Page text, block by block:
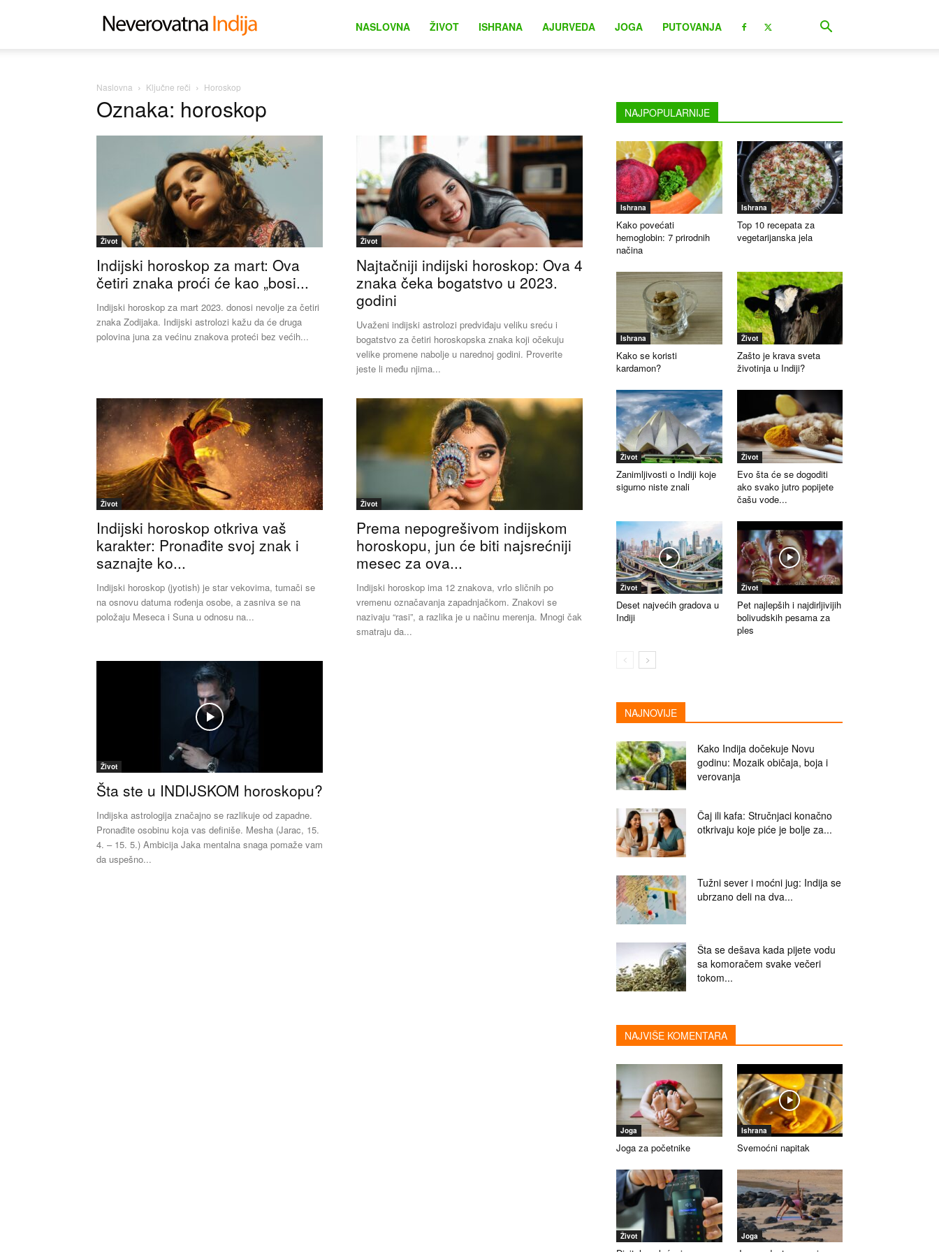
NASLOVNA ŽIVOT ISHRANA AJURVEDA JOGA PUTOVANJA
Naslovna Ključne reči Horoskop
Oznaka: horoskop
Život
Indijski horoskop za mart: Ova
četiri znaka proći će kao „bosi...
Indijski horoskop za mart 2023. donosi nevolje za četiri
znaka Zodijaka. Indijski astrolozi kažu da će druga
polovina juna za većinu znakova proteći bez većih...
Život
Najtačniji indijski horoskop: Ova 4
znaka čeka bogatstvo u 2023.
godini
Uvaženi indijski astrolozi predviđaju veliku sreću i
bogatstvo za četiri horoskopska znaka koji očekuju
velike promene nabolje u narednoj godini. Proverite
jeste li među njima...
Život
Indijski horoskop otkriva vaš
karakter: Pronađite svoj znak i
saznajte ko...
Indijski horoskop (jyotish) je star vekovima, tumači se
na osnovu datuma rođenja osobe, a zasniva se na
položaju Meseca i Suna u odnosu na...
Život
Prema nepogrešivom indijskom
horoskopu, jun će biti najsrećniji
mesec za ova...
Indijski horoskop ima 12 znakova, vrlo sličnih po
vremenu označavanja zapadnjačkom. Znakovi se
nazivaju “rasi”, a razlika je u načinu merenja. Mnogi čak
smatraju da...
Život
Šta ste u INDIJSKOM horoskopu?
Indijska astrologija značajno se razlikuje od zapadne.
Pronađite osobinu koja vas definiše. Mesha (Jarac, 15.
4. – 15. 5.) Ambicija Jaka mentalna snaga pomaže vam
da uspešno...
NAJPOPULARNIJE
Ishrana
Kako povećati
hemoglobin: 7 prirodnih
načina
Ishrana
Top 10 recepata za
vegetarijanska jela
Ishrana
Kako se koristi
kardamon?
Život
Zašto je krava sveta
životinja u Indiji?
Život
Zanimljivosti o Indiji koje
sigurno niste znali
Život
Evo šta će se dogoditi
ako svako jutro popijete
čašu vode...
Život
Deset najvećih gradova u
Indiji
Život
Pet najlepših i najdirljivijih
bolivudskih pesama za
ples
NAJNOVIJE
Kako Indija dočekuje Novu
godinu: Mozaik običaja, boja i
verovanja
Čaj ili kafa: Stručnjaci konačno
otkrivaju koje piće je bolje za...
Tužni sever i moćni jug: Indija se
ubrzano deli na dva...
Šta se dešava kada pijete vodu
sa komoračem svake večeri
tokom...
NAJVIŠE KOMENTARA
Joga
Joga za početnike
Ishrana
Svemoćni napitak
Život Joga